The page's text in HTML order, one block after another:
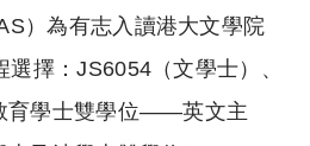
）為有志入讀港大文學院
擇：JS6054（文學士）、
育學士雙學位——英文主